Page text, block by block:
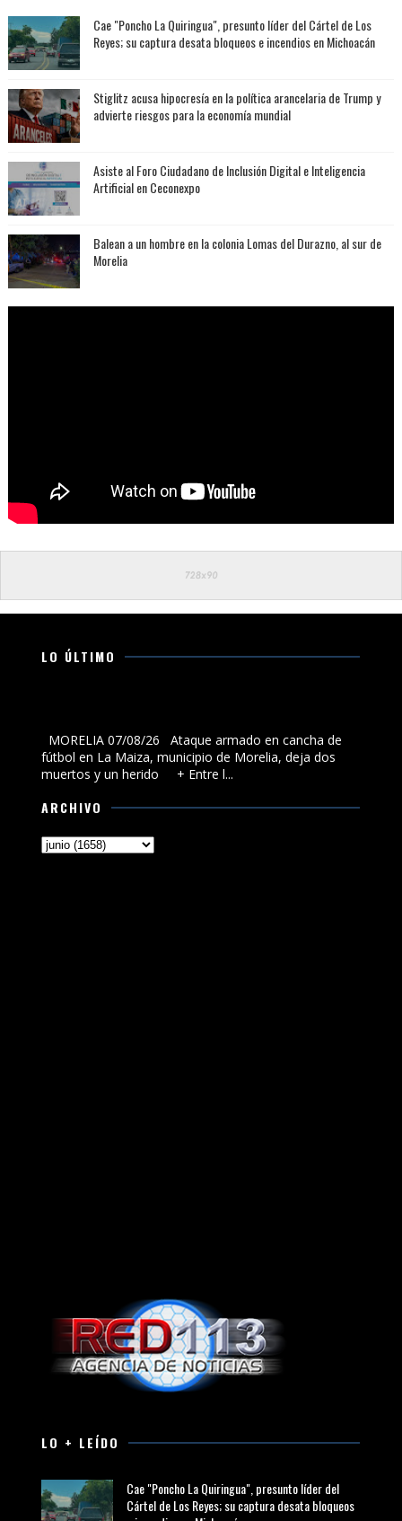
Cae "Poncho La Quiringua", presunto líder del Cártel de Los
Reyes; su captura desata bloqueos e incendios en Michoacán
Stiglitz acusa hipocresía en la política arancelaria de Trump y
advierte riesgos para la economía mundial
Asiste al Foro Ciudadano de Inclusión Digital e Inteligencia
Artificial en Ceconexpo
Balean a un hombre en la colonia Lomas del Durazno, al sur de
Morelia
LO ÚLTIMO
MORELIA 07/08/26 Ataque armado en cancha de
fútbol en La Maiza, municipio de Morelia, deja dos
muertos y un herido + Entre l...
ARCHIVO
LO + LEÍDO
Cae "Poncho La Quiringua", presunto líder del
Cártel de Los Reyes; su captura desata bloqueos